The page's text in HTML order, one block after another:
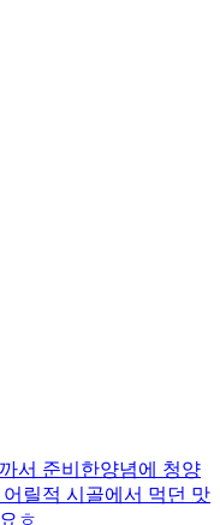
서 준비한양념에 청양
릴적 시골에서 먹던 맛
ㅎ